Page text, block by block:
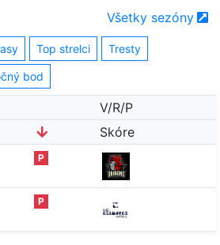
Všetky sezóny
Top strelci Tresty
bod
V/R/P
Skóre
P
P